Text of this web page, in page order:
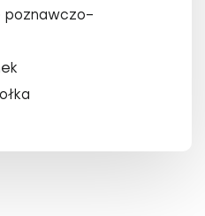
poznawczo-